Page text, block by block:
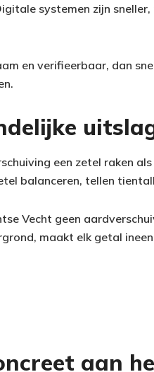
systemen zijn
en verifieerbaar, dan
een zetel raken
balanceren, tellen
Vecht geen
maakt elk getal
aan